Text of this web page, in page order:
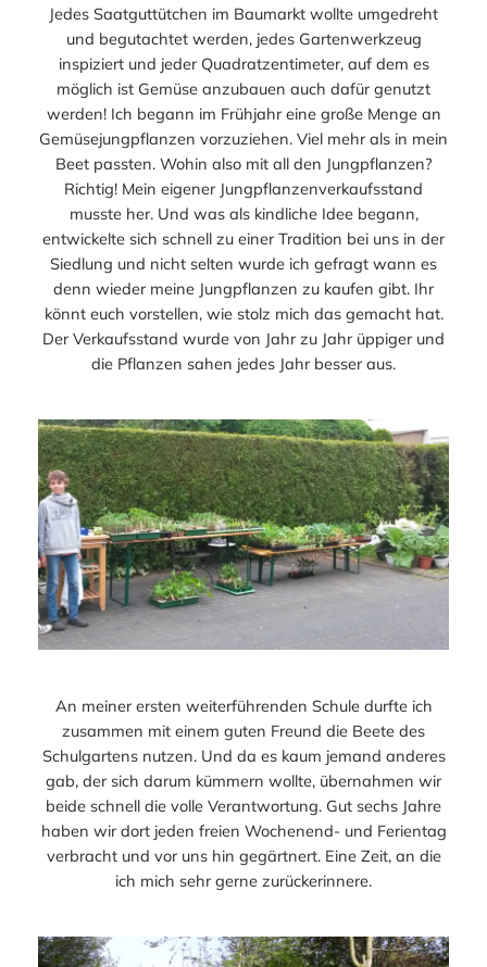
Jedes Saatguttütchen im Baumarkt wollte umgedreht
und begutachtet werden, jedes Gartenwerkzeug
inspiziert und jeder Quadratzentimeter, auf dem es
möglich ist Gemüse anzubauen auch dafür genutzt
werden! Ich begann im Frühjahr eine große Menge an
Gemüsejungpflanzen vorzuziehen. Viel mehr als in mein
Beet passten. Wohin also mit all den Jungpflanzen?
Richtig! Mein eigener Jungpflanzenverkaufsstand
musste her. Und was als kindliche Idee begann,
entwickelte sich schnell zu einer Tradition bei uns in der
Siedlung und nicht selten wurde ich gefragt wann es
denn wieder meine Jungpflanzen zu kaufen gibt. Ihr
könnt euch vorstellen, wie stolz mich das gemacht hat.
Der Verkaufsstand wurde von Jahr zu Jahr üppiger und
die Pflanzen sahen jedes Jahr besser aus.
An meiner ersten weiterführenden Schule durfte ich
zusammen mit einem guten Freund die Beete des
Schulgartens nutzen. Und da es kaum jemand anderes
gab, der sich darum kümmern wollte, übernahmen wir
beide schnell die volle Verantwortung. Gut sechs Jahre
haben wir dort jeden freien Wochenend- und Ferientag
verbracht und vor uns hin gegärtnert. Eine Zeit, an die
ich mich sehr gerne zurückerinnere.